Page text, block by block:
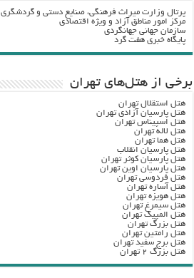
پرتال وزارت ميراث فرهنگي، صنایع دستی و گردشگري
مرکز امور مناطق آزاد و ویژه اقتصادی
سازمان جهانی جهانگردی
پایگاه خبری هفت گرد
برخی از هتل‌های تهران
هتل استقلال تهران
هتل پارسیان آزادی تهران
هتل اسپیناس تهران
هتل لاله تهران
هتل هما تهران
هتل پارسیان انقلاب
هتل پارسیان کوثر تهران
هتل پارسیان اوین تهران
هتل فردوسی تهران
هتل آساره تهران
هتل هویزه تهران
هتل سیمرغ تهران
هتل المپیک تهران
هتل بزرگ تهران
هتل رامتین تهران
هتل برج سفید تهران
هتل بزرگ ۲ تهران